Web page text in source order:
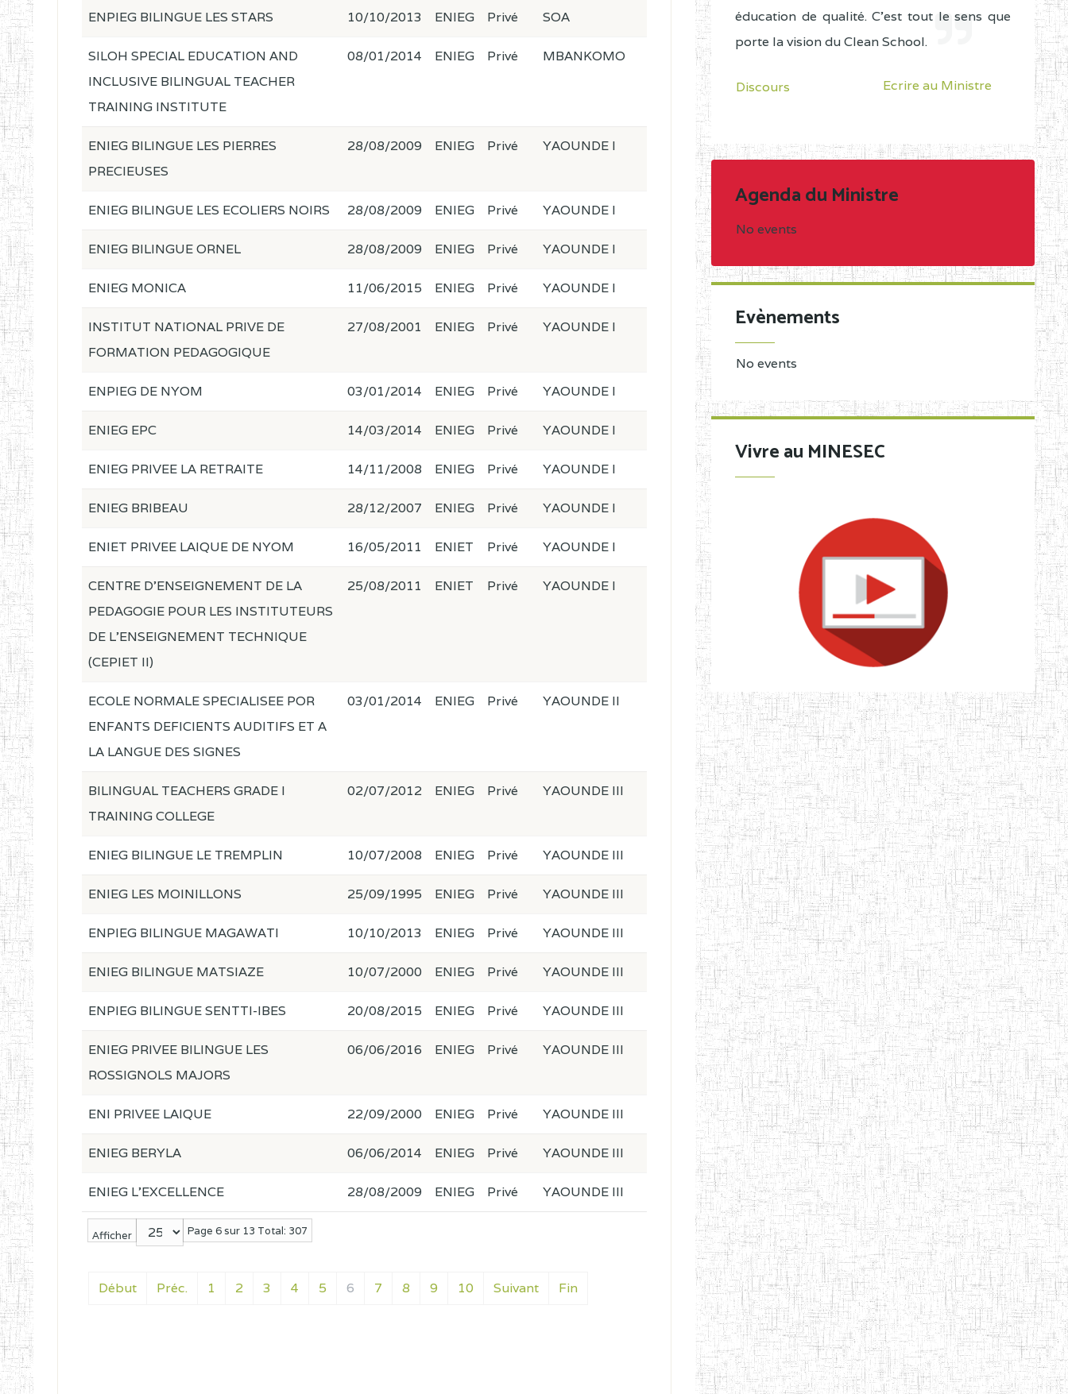
Afficher Page 6 sur 13 Total: 307
Début Préc. 1 2 3 4 5 6 7 8 9 10 Suivant Fin
ENPIEG BILINGUE LES STARS 10/10/2013 ENIEG Privé SOA
SILOH SPECIAL EDUCATION AND
INCLUSIVE BILINGUAL TEACHER
TRAINING INSTITUTE
08/01/2014 ENIEG Privé MBANKOMO
ENIEG BILINGUE LES PIERRES
PRECIEUSES
28/08/2009 ENIEG Privé YAOUNDE I
ENIEG BILINGUE LES ECOLIERS NOIRS 28/08/2009 ENIEG Privé YAOUNDE I
ENIEG BILINGUE ORNEL 28/08/2009 ENIEG Privé YAOUNDE I
ENIEG MONICA 11/06/2015 ENIEG Privé YAOUNDE I
INSTITUT NATIONAL PRIVE DE
FORMATION PEDAGOGIQUE
27/08/2001 ENIEG Privé YAOUNDE I
ENPIEG DE NYOM 03/01/2014 ENIEG Privé YAOUNDE I
ENIEG EPC 14/03/2014 ENIEG Privé YAOUNDE I
ENIEG PRIVEE LA RETRAITE 14/11/2008 ENIEG Privé YAOUNDE I
ENIEG BRIBEAU 28/12/2007 ENIEG Privé YAOUNDE I
ENIET PRIVEE LAIQUE DE NYOM 16/05/2011 ENIET Privé YAOUNDE I
CENTRE D'ENSEIGNEMENT DE LA
PEDAGOGIE POUR LES INSTITUTEURS
DE L'ENSEIGNEMENT TECHNIQUE
(CEPIET II)
25/08/2011 ENIET Privé YAOUNDE I
ECOLE NORMALE SPECIALISEE POR
ENFANTS DEFICIENTS AUDITIFS ET A
LA LANGUE DES SIGNES
03/01/2014 ENIEG Privé YAOUNDE II
BILINGUAL TEACHERS GRADE I
TRAINING COLLEGE
02/07/2012 ENIEG Privé YAOUNDE III
ENIEG BILINGUE LE TREMPLIN 10/07/2008 ENIEG Privé YAOUNDE III
ENIEG LES MOINILLONS 25/09/1995 ENIEG Privé YAOUNDE III
ENPIEG BILINGUE MAGAWATI 10/10/2013 ENIEG Privé YAOUNDE III
ENIEG BILINGUE MATSIAZE 10/07/2000 ENIEG Privé YAOUNDE III
ENPIEG BILINGUE SENTTI-IBES 20/08/2015 ENIEG Privé YAOUNDE III
ENIEG PRIVEE BILINGUE LES
ROSSIGNOLS MAJORS
06/06/2016 ENIEG Privé YAOUNDE III
ENI PRIVEE LAIQUE 22/09/2000 ENIEG Privé YAOUNDE III
ENIEG BERYLA 06/06/2014 ENIEG Privé YAOUNDE III
ENIEG L'EXCELLENCE 28/08/2009 ENIEG Privé YAOUNDE III
éducation de qualité. C'est tout le sens que
porte la vision du Clean School.
Discours Ecrire au Ministre
Agenda du Ministre
No events
Evènements
No events
Vivre au MINESEC